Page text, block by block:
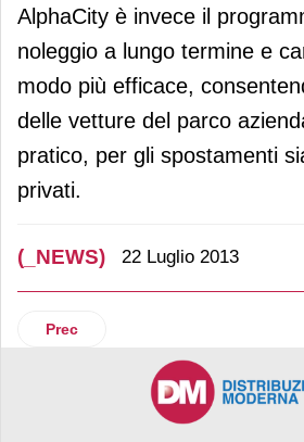
AlphaCity è invece il
noleggio a lungo termine e
modo più efficace,
delle vetture del parco
pratico, per gli spostamenti
privati.
(_NEWS) 22 Luglio 2013
Articolo precedente: Cambio al
Prec